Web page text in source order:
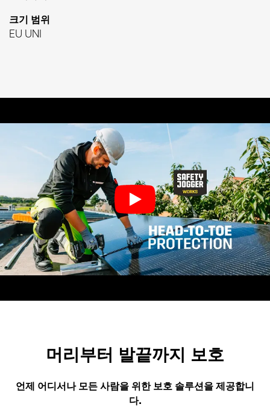
크기 범위
EU UNI
머리부터 발끝까지 보호
언제 어디서나 모든 사람을 위한 보호 솔루션을 제공합니
다.